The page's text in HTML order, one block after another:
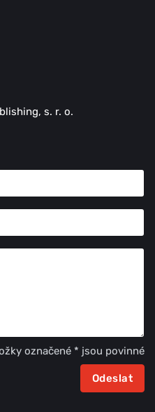
s. r. o.
označené * jsou povinné